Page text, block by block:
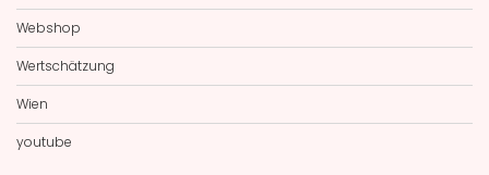
Webshop
Wertschätzung
Wien
youtube